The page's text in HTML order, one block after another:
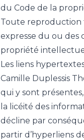
du Code de la
Toute reproduction
expresse du ou des
propriété
Les liens
Camille Duplessis
qui y sont
la licéité des
décline par
partir d’hyperliens